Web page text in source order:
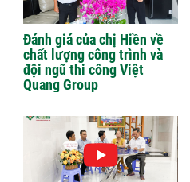
Đánh giá của chị Hiền về
chất lượng công trình và
đội ngũ thi công Việt
Quang Group